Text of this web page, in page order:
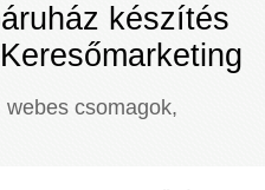
készítés
csomagok,